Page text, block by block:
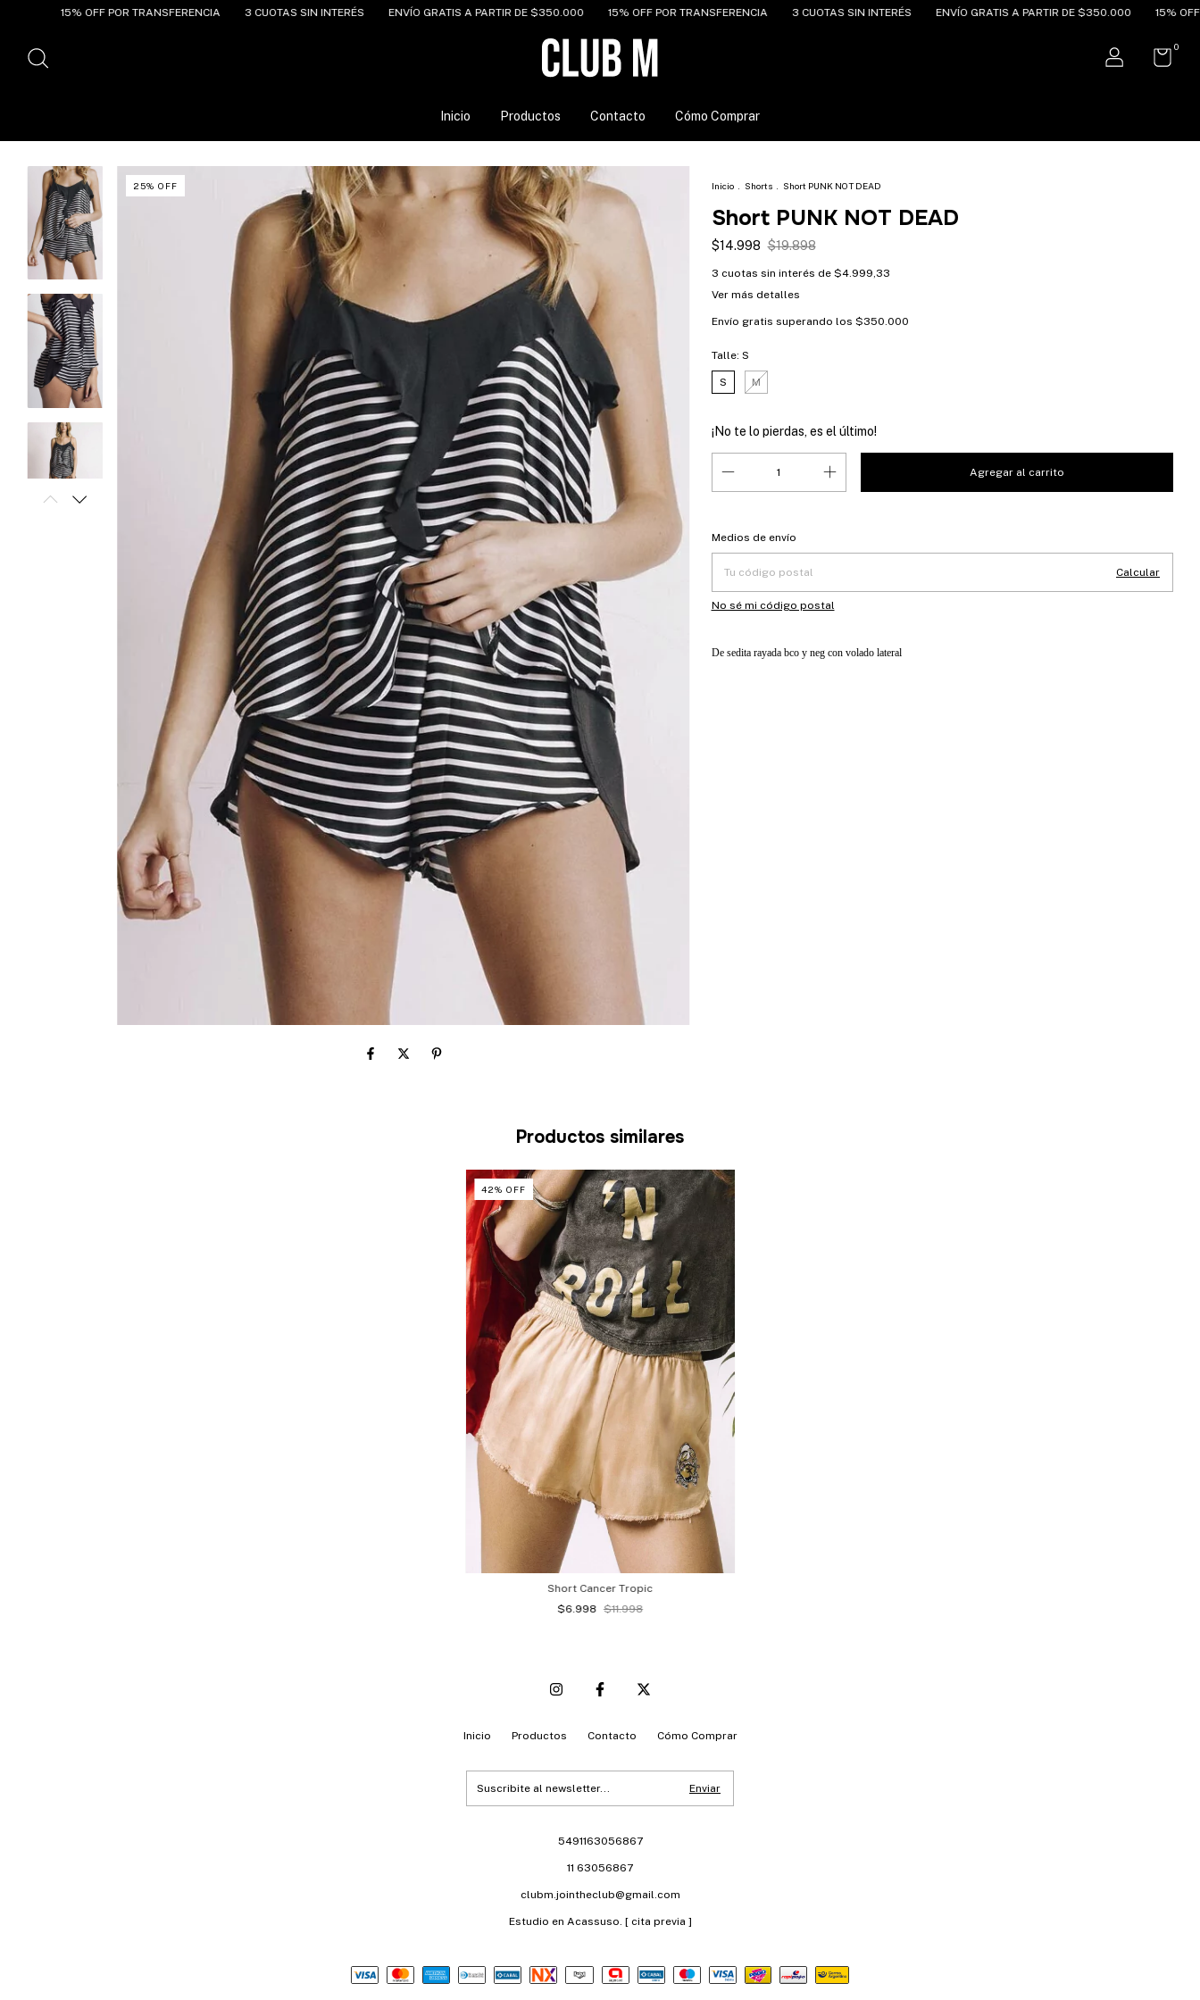
POR TRANSFERENCIA 3 CUOTAS SIN INTERÉS ENVÍO GRATIS A PARTIR DE $350.000 15% OFF POR TRANSFERENCIA 3 CUOTAS SIN INTERÉS ENVÍO GRATIS A PARTIR DE $350.000 15% OFF POR
0
Inicio Productos Contacto Cómo Comprar
25% OFF Inicio Shorts Short PUNK NOT DEAD
Short PUNK NOT DEAD
$14.998 $19.898
3 cuotas sin interés de $4.999,33
Ver más detalles
Envío gratis superando los $350.000
Talle: S
S M
¡No te lo pierdas, es el último!
Entregas para el CP:
Medios de envío
Calcular
No sé mi código postal
De sedita rayada bco y neg con volado lateral
Productos similares
42%OFF
Short Cancer Tropic
$6.998 $11.998
Inicio Productos Contacto Cómo Comprar
5491163056867
11 63056867
clubm.jointheclub@gmail.com
Estudio en Acassuso. [ cita previa ]